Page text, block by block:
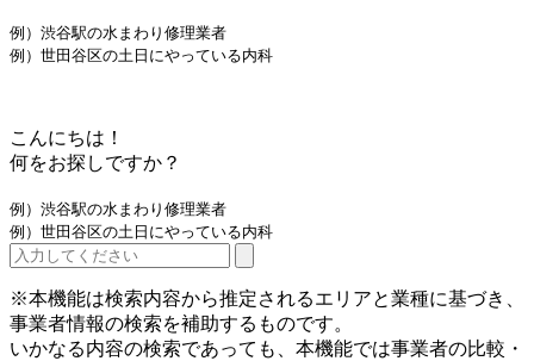
例）渋谷駅の水まわり修理業者
例）世田谷区の土日にやっている内科
こんにちは！
何をお探しですか？
例）渋谷駅の水まわり修理業者
例）世田谷区の土日にやっている内科
※本機能は検索内容から推定されるエリアと業種に基づき、
事業者情報の検索を補助するものです。
いかなる内容の検索であっても、本機能では事業者の比較・